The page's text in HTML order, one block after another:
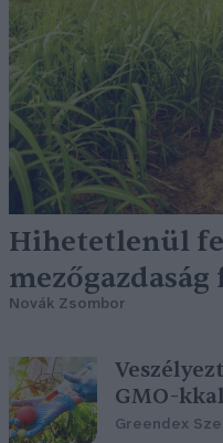
Hihetetlenül
Novák Zsombor
GMO-
Greendex